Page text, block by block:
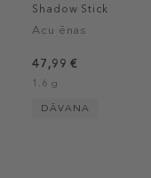
Shadow Stick
Acu ēnas
47,99 €
1.6 g
DĀVANA